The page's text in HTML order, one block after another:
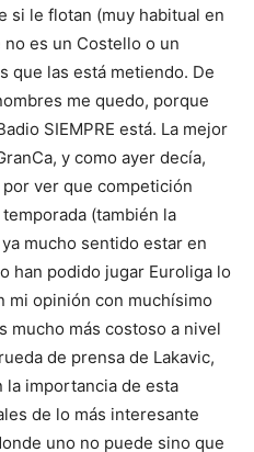
si le flotan (muy habitual en
es un Costello o un
que las está metiendo. De
me quedo, porque
SIEMPRE está. La mejor
y como ayer decía,
ver que competición
(también la
mucho sentido estar en
han podido jugar Euroliga lo
mi opinión con muchísimo
mucho más costoso a nivel
de prensa de Lakavic,
la importancia de esta
de lo más interesante
uno no puede sino que